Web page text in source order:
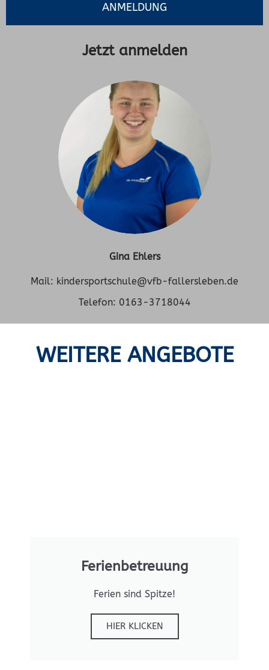
ANMELDUNG
Jetzt anmelden
Gina Ehlers
Mail: kindersportschule@vfb-fallersleben.de
Telefon: 0163-3718044
WEITERE ANGEBOTE
Ferienbetreuung
Ferien sind Spitze!
HIER KLICKEN